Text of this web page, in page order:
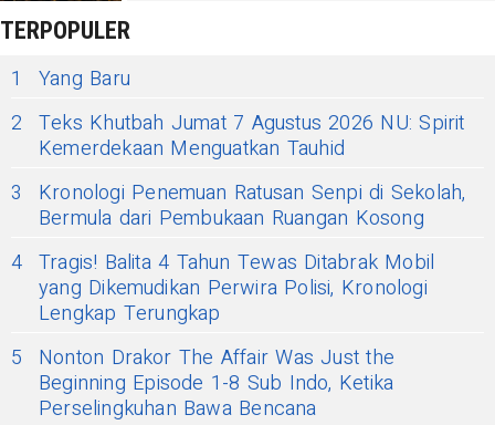
TERPOPULER
1
Yang Baru
2 Teks Khutbah Jumat 7 Agustus 2026 NU: Spirit
Kemerdekaan Menguatkan Tauhid
3
Kronologi Penemuan Ratusan Senpi di Sekolah,
Bermula dari Pembukaan Ruangan Kosong
4 Tragis! Balita 4 Tahun Tewas Ditabrak Mobil
yang Dikemudikan Perwira Polisi, Kronologi
Lengkap Terungkap
5
Nonton Drakor The Affair Was Just the
Beginning Episode 1-8 Sub Indo, Ketika
Perselingkuhan Bawa Bencana